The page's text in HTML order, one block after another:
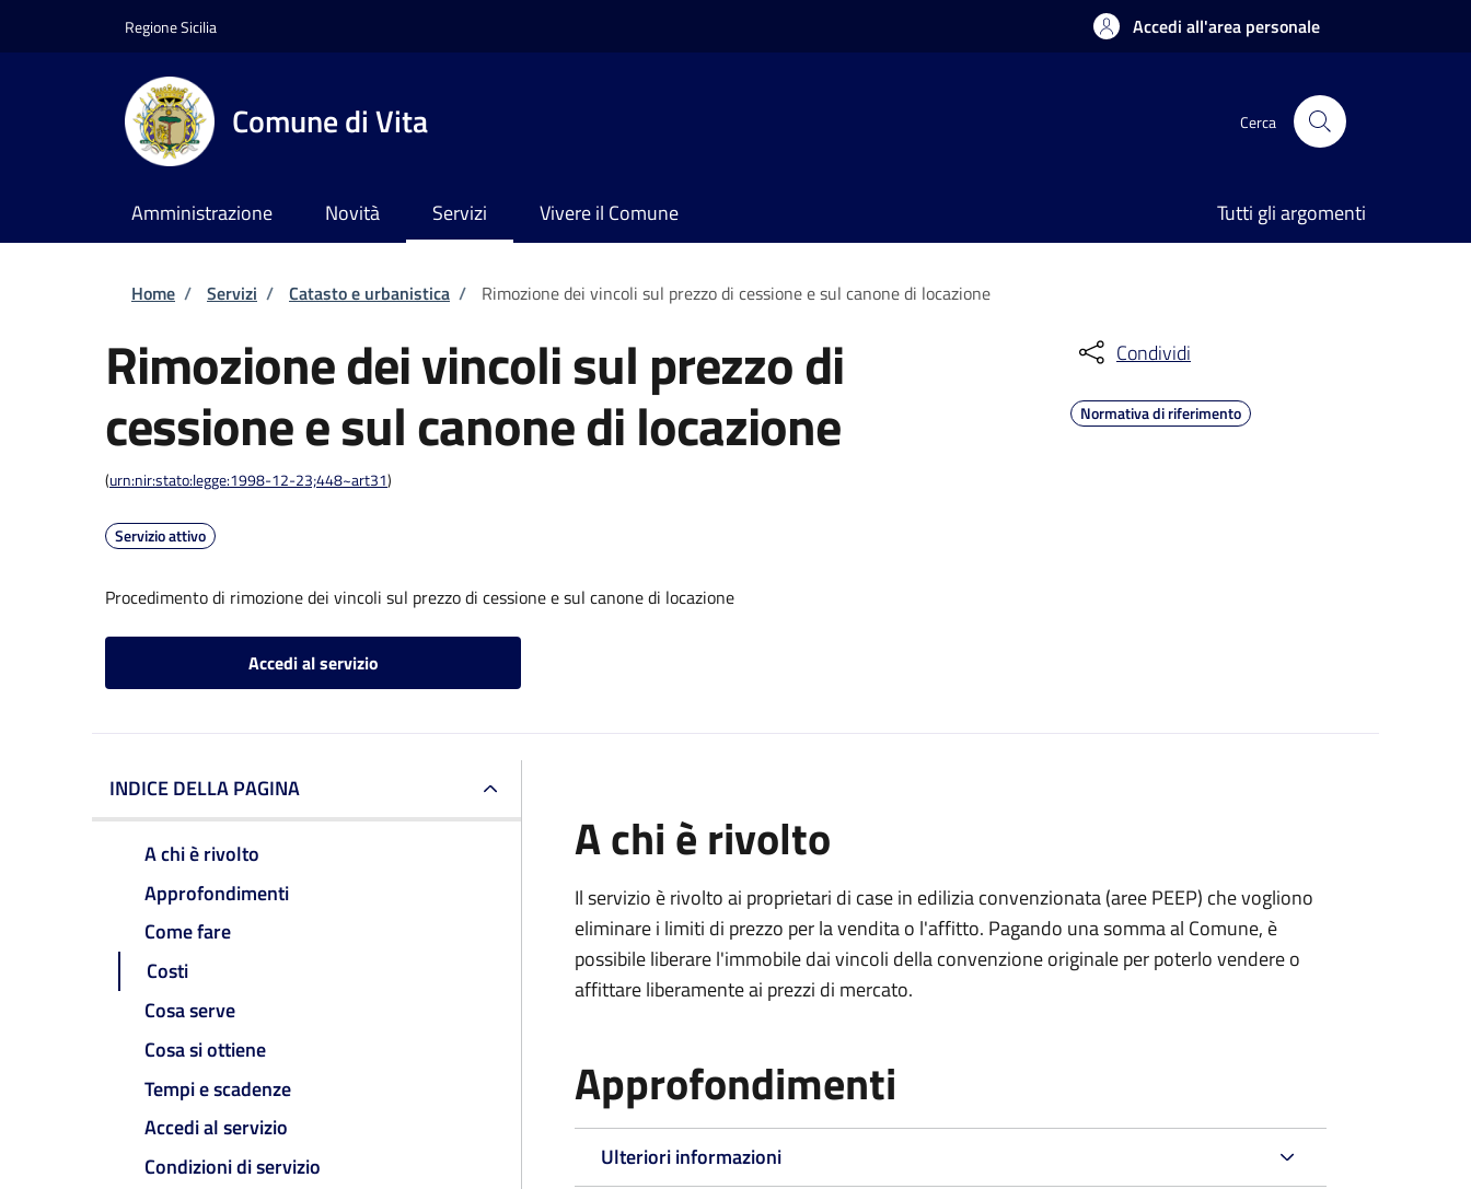
Regione Sicilia Accedi all'area personale
Comune di Vita Cerca
Amministrazione Novità Servizi Vivere il Comune Tutti gli argomenti
Briciole di pane
Home / Servizi / Catasto e urbanistica / Rimozione dei vincoli sul prezzo di cessione e sul canone di locazione
Rimozione dei vincoli sul prezzo di
cessione e sul canone di locazione
(urn:nir:stato:legge:1998-12-23;448~art31)
Servizio attivo
Procedimento di rimozione dei vincoli sul prezzo di cessione e sul canone di locazione
Accedi al servizio
Condividi
Normativa di riferimento
INDICE DELLA PAGINA
A chi è rivolto
Approfondimenti
Come fare
Costi
Cosa serve
Cosa si ottiene
Tempi e scadenze
Accedi al servizio
Condizioni di servizio
A chi è rivolto
Il servizio è rivolto ai proprietari di case in edilizia convenzionata (aree PEEP) che vogliono
eliminare i limiti di prezzo per la vendita o l'affitto. Pagando una somma al Comune, è
possibile liberare l'immobile dai vincoli della convenzione originale per poterlo vendere o
affittare liberamente ai prezzi di mercato.
Approfondimenti
Ulteriori informazioni